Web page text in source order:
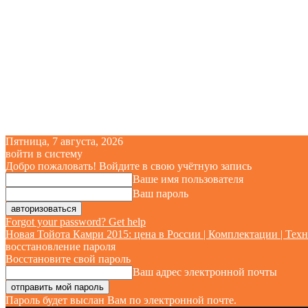
Пятница, 7 августа, 2026
войти в систему
Добро пожаловать! Войдите в свою учётную запись
Ваше имя пользователя
Ваш пароль
Forgot your password? Get help
Новая Тойота Камри 2015: цена в России | Комплектации |
восстановление пароля
Восстановите свой пароль
Ваш адрес электронной почты
Пароль будет выслан Вам по электронной почте.